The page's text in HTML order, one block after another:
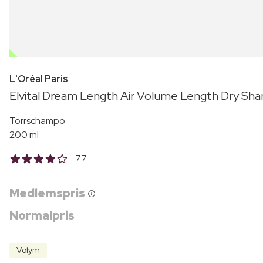
OUTLET
L'Oréal Paris
Elvital Dream Length Air Volume Length Dry
Torrschampo
200 ml
77
Medlemspris
Normalpris
Volym